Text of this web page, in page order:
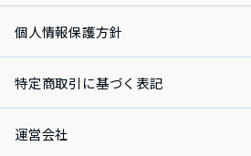
個人情報保護方針
特定商取引に基づく表記
運営会社